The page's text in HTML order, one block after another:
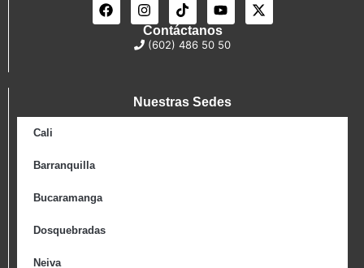
Contáctanos
(602) 486 50 50
Nuestras Sedes
Cali
Barranquilla
Bucaramanga
Dosquebradas
Neiva